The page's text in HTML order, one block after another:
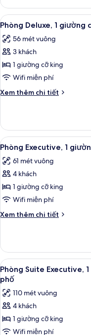
Club
King
Room
Xem
tất
cả
ảnh
Phòng
Deluxe,
1
giường
king,
quang
cảnh
sân
golf
9
Phòng Deluxe, 1 giường
56 mét vuông
3 khách
1 giường cỡ king
Wifi miễn phí
Xem thêm chi tiết
Chi
Phòng
Deluxe,
1
giường
cỡ
king,
cảnh
sân
Xem
tất
cả
ảnh
Phòng
Executive,
1
giường
king,
quang
cảnh
sân
golf
9
Phòng Executive, 1
61 mét vuông
4 khách
1 giường cỡ king
Wifi miễn phí
Xem thêm chi tiết
Chi
Phòng
Executive,
1
giường
cỡ
king,
quang
sân
golf
Xem
tất
cả
ảnh
Phòng
Suite
Executive,
11
Phòng Suite Executive,
phố
110 mét vuông
4 khách
1 giường cỡ king
Wifi miễn phí